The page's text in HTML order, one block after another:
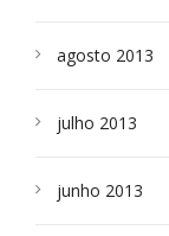
agosto 2013
julho 2013
junho 2013